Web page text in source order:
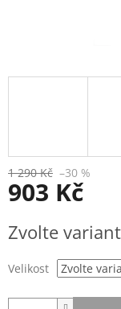
1 290 Kč –30 %
903 Kč
cena:
Zvolte
Velikost